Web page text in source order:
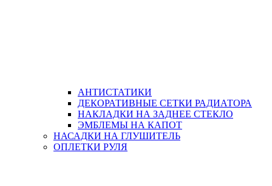
АНТИСТАТИКИ
ДЕКОРАТИВНЫЕ СЕТКИ РАДИАТОРА
НАКЛАДКИ НА ЗАДНЕЕ СТЕКЛО
ЭМБЛЕМЫ НА КАПОТ
НАСАДКИ НА ГЛУШИТЕЛЬ
ОПЛЕТКИ РУЛЯ